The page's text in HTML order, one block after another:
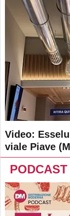
Video:
viale Piave
PODCAST